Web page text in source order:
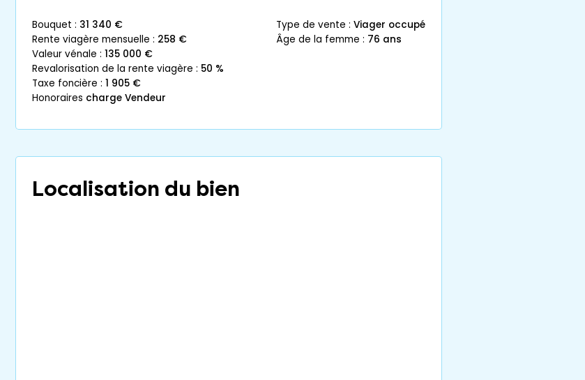
bouquet : 31 340 €
rente viagère mensuelle : 258 €
valeur vénale : 135 000 €
revalorisation de la rente viagère : 50 %
taxe foncière : 1 905 €
honoraires charge Vendeur
type de vente : Viager occupé
âge de la femme : 76 ans
Localisation du bien